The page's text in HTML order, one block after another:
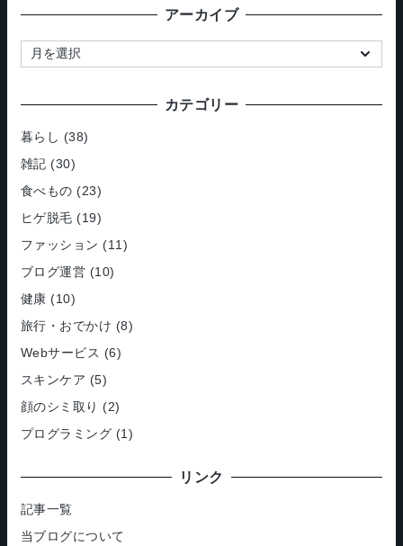
アーカイブ
ー
ブ
カテゴリー
暮らし (38)
雑記 (30)
食べもの (23)
ヒゲ脱毛 (19)
ファッション (11)
ブログ運営 (10)
健康 (10)
旅行・おでかけ (8)
Webサービス (6)
スキンケア (5)
顔のシミ取り (2)
プログラミング (1)
リンク
記事一覧
当ブログについて